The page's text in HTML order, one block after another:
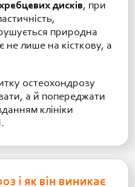
дисків, при
природна
не лише на кісткову, а
остеохондрозу
а й попереджати
клініки
і як він виникає